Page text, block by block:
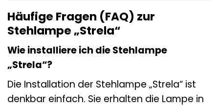
Häufige Fragen (FAQ) zur
Stehlampe „Strela“
Wie installiere ich die Stehlampe
„Strela“?
Die Installation der Stehlampe „Strela“ ist
denkbar einfach. Sie erhalten die Lampe in